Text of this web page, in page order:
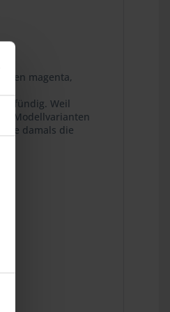
magenta,
fündig. Weil
Modellvarianten
die damals die